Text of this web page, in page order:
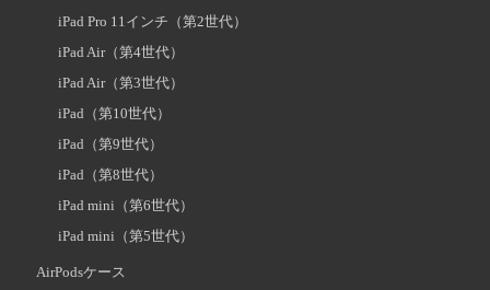
iPad Pro 11インチ（第2世代）
iPad Air（第4世代）
iPad Air（第3世代）
iPad（第10世代）
iPad（第9世代）
iPad（第8世代）
iPad mini（第6世代）
iPad mini（第5世代）
AirPodsケース